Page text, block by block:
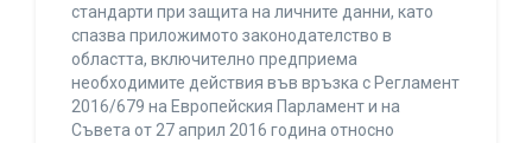
стандарти при защита на личните данни, като
спазва приложимото законодателство в
областта, включително предприема
необходимите действия във връзка с Регламент
2016/679 на Европейския Парламент и на
Съвета от 27 април 2016 година относно